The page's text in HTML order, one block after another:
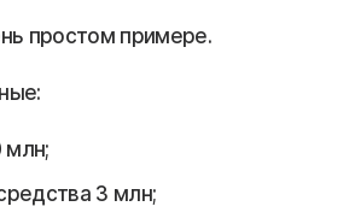
простом примере.
млн;
3 млн;